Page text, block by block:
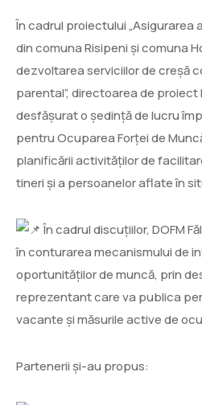
În cadrul proiectului „Asigurarea
din comuna Risipeni și comuna
dezvoltarea serviciilor de creșă
parental”, directoarea de proiect
desfășurat o ședință de lucru
pentru Ocuparea Forței de
planificării activităților de
tineri și a persoanelor aflate în
În cadrul discuțiilor, DOFM
în conturarea mecanismului de
oportunităților de muncă, prin
reprezentant care va publica
vacante și măsurile active de
Partenerii și-au propus: